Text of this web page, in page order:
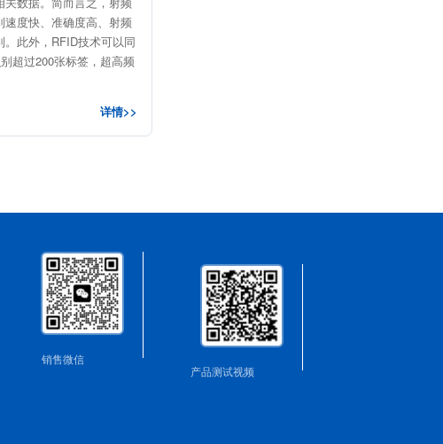
度快、准确度高、射频
此外，RFID技术可以同
超过200张标签，超高频
详情>>
销售微信
产品测试视频